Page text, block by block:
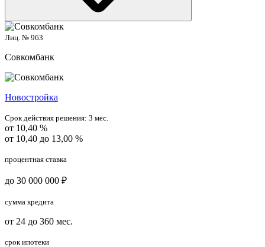
Лиц. № 963
Совкомбанк
Новостройка
Срок действия решения: 3 мес.
от 10,40 %
от 10,40 до 13,00 %
процентная ставка
до 30 000 000 ₽
сумма кредита
от 24 до 360 мес.
срок ипотеки